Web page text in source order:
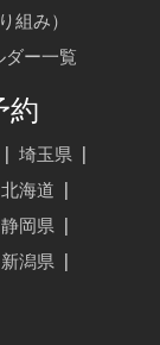
組み）
ダー一覧
約
埼玉県
北海道
静岡県
新潟県